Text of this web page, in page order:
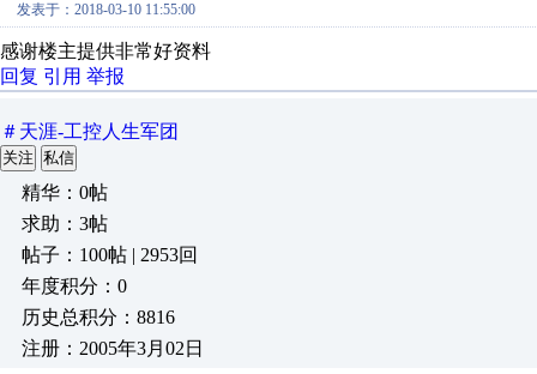
发表于：2018-03-10 11:55:00
感谢楼主提供非常好资料
回复 引用 举报
＃天涯-工控人生军团
关注 私信
精华：0帖
求助：3帖
帖子：100帖 | 2953回
年度积分：0
历史总积分：8816
注册：2005年3月02日